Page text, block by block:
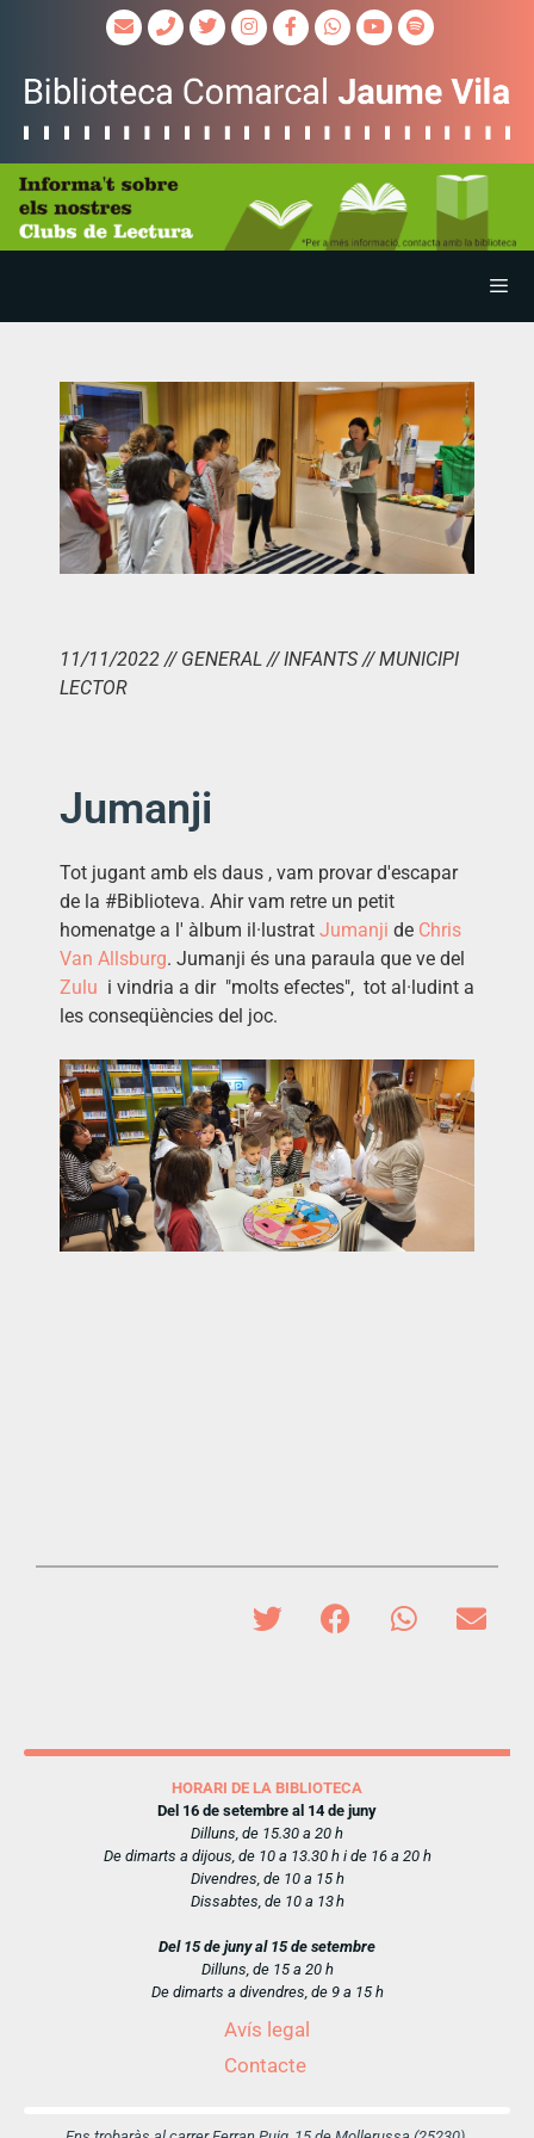
11/11/2022 // GENERAL // INFANTS // MUNICIPI
LECTOR
Jumanji
Tot jugant amb els daus , vam provar d'escapar
de la #Biblioteva. Ahir vam retre un petit
homenatge a l' àlbum il·lustrat Jumanji de Chris
Van Allsburg. Jumanji és una paraula que ve del
Zulu i vindria a dir "molts efectes", tot al·ludint a
les conseqüències del joc.
HORARI DE LA BIBLIOTECA
Del 16 de setembre al 14 de juny
Dilluns, de 15.30 a 20 h
De dimarts a dijous, de 10 a 13.30 h i de 16 a 20 h
Divendres, de 10 a 15 h
Dissabtes, de 10 a 13 h
Del 15 de juny al 15 de setembre
Dilluns, de 15 a 20 h
De dimarts a divendres, de 9 a 15 h
Avís legal
Contacte